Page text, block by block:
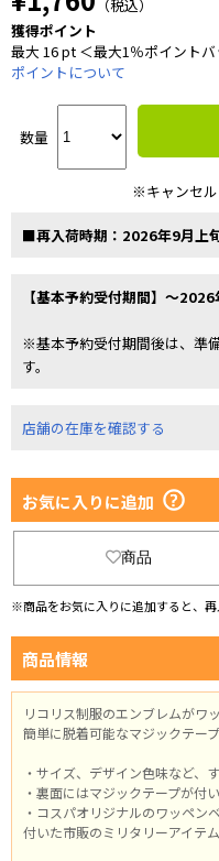
（税込）
獲得ポイント
最大 16 pt ＜最大1％ポイント
ポイントについて
数量
※キャンセル
■再入荷時期：2026年9月上
【基本予約受付期間】～2026
※基本予約受付期間後は、準
す。
店舗の在庫を確認する
お気に入りに追加
商品
※商品をお気に入りに追加すると、再
商品情報
リコリス制服のエンブレムがワ
簡単に脱着可能なマジックテー
・サイズ、デザイン色味など、
・裏面にはマジックテープが付
・コスパオリジナルのワッペン
付いた市販のミリタリーアイテ